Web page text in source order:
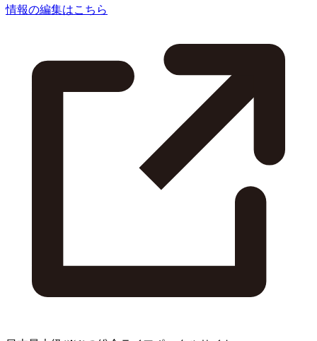
情報の編集はこちら